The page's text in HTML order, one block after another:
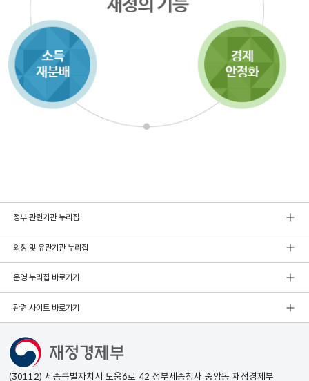
정부 관련기관 누리집
외청 및 유관기관 누리집
운영 누리집 바로가기
관련 사이트 바로가기
(30112) 세종특별자치시 도움6로 42 정부세종청사 중앙동 재정경제부